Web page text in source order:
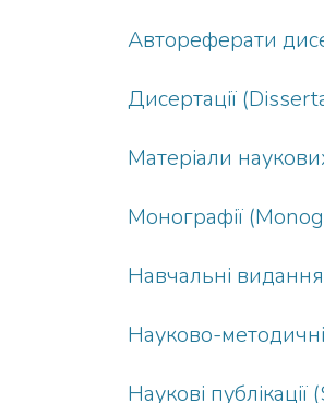
Автореферати
Дисертації
Матеріали
Монографії
Навчальні
Науково-
Наукові